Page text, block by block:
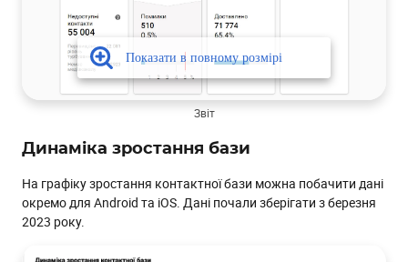
Звіт
Динаміка зростання бази
На графіку зростання контактної бази можна побачити дані
окремо для Android та iOS. Дані почали зберігати з березня
2023 року.